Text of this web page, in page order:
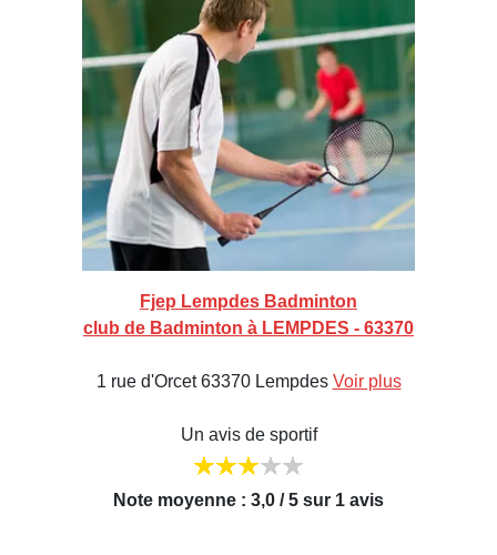
Fjep Lempdes Badminton
club de Badminton à LEMPDES - 63370
1 rue d'Orcet 63370 Lempdes Voir plus
Un avis de sportif
Note moyenne : 3,0 / 5 sur 1 avis